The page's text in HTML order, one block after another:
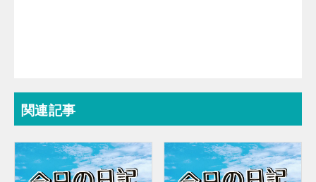
関連記事